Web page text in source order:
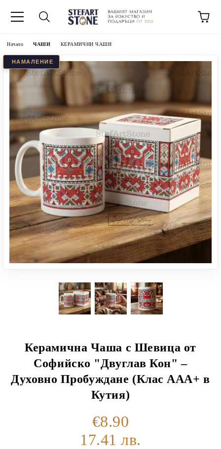
Начало ЧАШИ КЕРАМИЧНИ ЧАШИ
Керамична Чаша с Шевица от
Софийско "Двуглав Кон" –
Духовно Пробуждане (Клас ААА+ в
Кутия)
€8.90
17.41 лв.